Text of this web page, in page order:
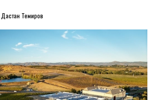
Дастан Темиров